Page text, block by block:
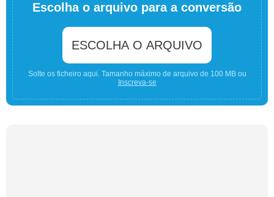
Escolha o arquivo para a conversão
ESCOLHA O ARQUIVO
Solte os ficheiro aqui. Tamanho máximo de arquivo de 100 MB ou
Inscreva-se